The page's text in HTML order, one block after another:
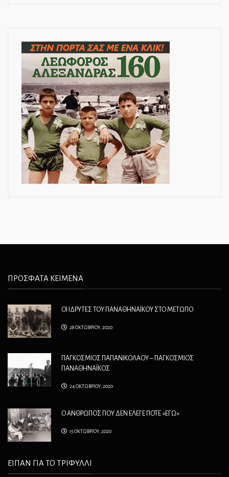
ΠΡΟΣΦΑΤΑ ΚΕΙΜΕΝΑ
ΟΙ ΙΔΡΥΤΕΣ ΤΟΥ ΠΑΝΑΘΗΝΑΪΚΟΥ ΣΤΟ ΜΕΤΩΠΟ
28 ΟΚΤΩΒΡΙΟΥ, 2020
ΠΑΓΚΟΣΜΙΟΣ ΠΑΠΑΝΙΚΟΛΑΟΥ – ΠΑΓΚΟΣΜΙΟΣ
ΠΑΝΑΘΗΝΑΪΚΟΣ
24 ΟΚΤΩΒΡΙΟΥ, 2020
Ο ΑΝΘΡΩΠΟΣ ΠΟΥ ΔΕΝ ΕΛΕΓΕ ΠΟΤΕ «ΕΓΩ»
15 ΟΚΤΩΒΡΙΟΥ, 2020
ΕΙΠΑΝ ΓΙΑ ΤΟ ΤΡΙΦΥΛΛΙ